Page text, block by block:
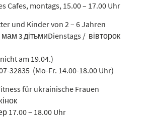
Cafes, montags, 15.00 – 17.00 Uhr
und Kinder von 2 – 6 Jahren
мам з дітьмиDienstags / вівторок
am 19.04.)
32835 (Mo-Fr. 14.00-18.00 Uhr)
für ukrainische Frauen
17.00 – 18.00 Uhr